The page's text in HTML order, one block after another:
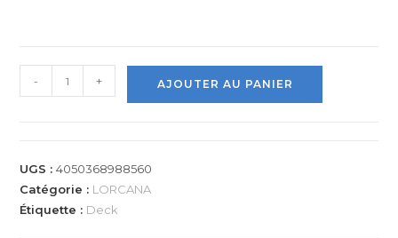
- + AJOUTER AU PANIER
UGS :4050368988560
Catégorie : LORCANA
Étiquette : Deck